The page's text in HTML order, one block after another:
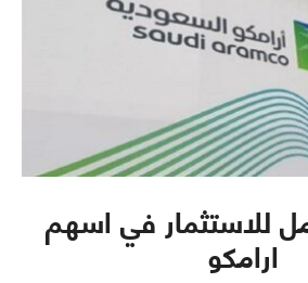
للاستثمار في اسهم
ارامكو